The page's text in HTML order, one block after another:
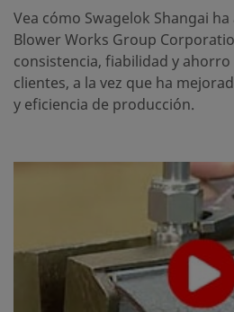
Vea cómo Swagelok Shangai
Blower Works Group
consistencia, fiabilidad y
clientes, a la vez que ha
y eficiencia de producción.